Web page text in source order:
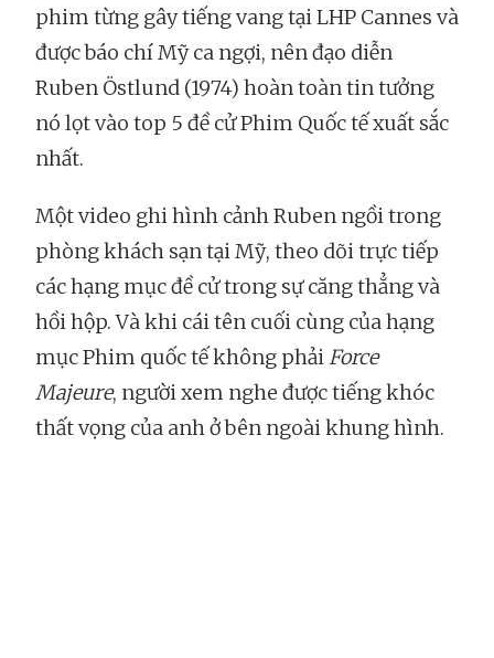
phim từng gây tiếng vang tại LHP Cannes và
được báo chí Mỹ ca ngợi, nên đạo diễn
Ruben Östlund (1974) hoàn toàn tin tưởng
nó lọt vào top 5 đề cử Phim Quốc tế xuất sắc
nhất.
Một video ghi hình cảnh Ruben ngồi trong
phòng khách sạn tại Mỹ, theo dõi trực tiếp
các hạng mục đề cử trong sự căng thẳng và
hồi hộp. Và khi cái tên cuối cùng của hạng
mục Phim quốc tế không phải Force
Majeure, người xem nghe được tiếng khóc
thất vọng của anh ở bên ngoài khung hình.